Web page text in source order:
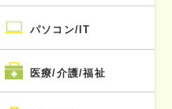
パソコン/IT
医療/介護/福祉